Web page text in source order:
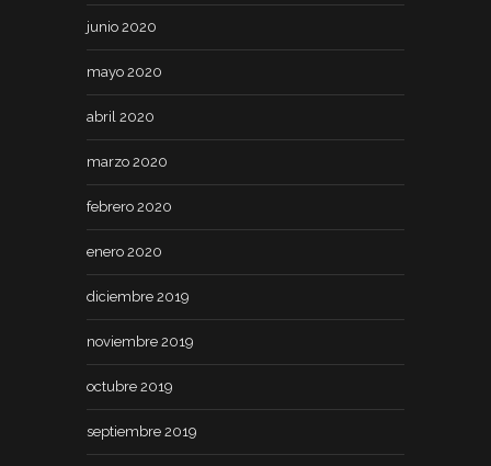
junio 2020
mayo 2020
abril 2020
marzo 2020
febrero 2020
enero 2020
diciembre 2019
noviembre 2019
octubre 2019
septiembre 2019